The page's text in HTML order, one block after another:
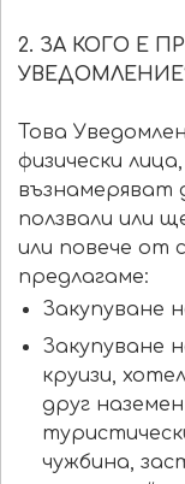
2. ЗА КОГО Е
Това
физически
възнамеряват
ползвали или
или повече от
предлагаме:
Закупуване
Закупуване
круизи,
друг
чужбина,